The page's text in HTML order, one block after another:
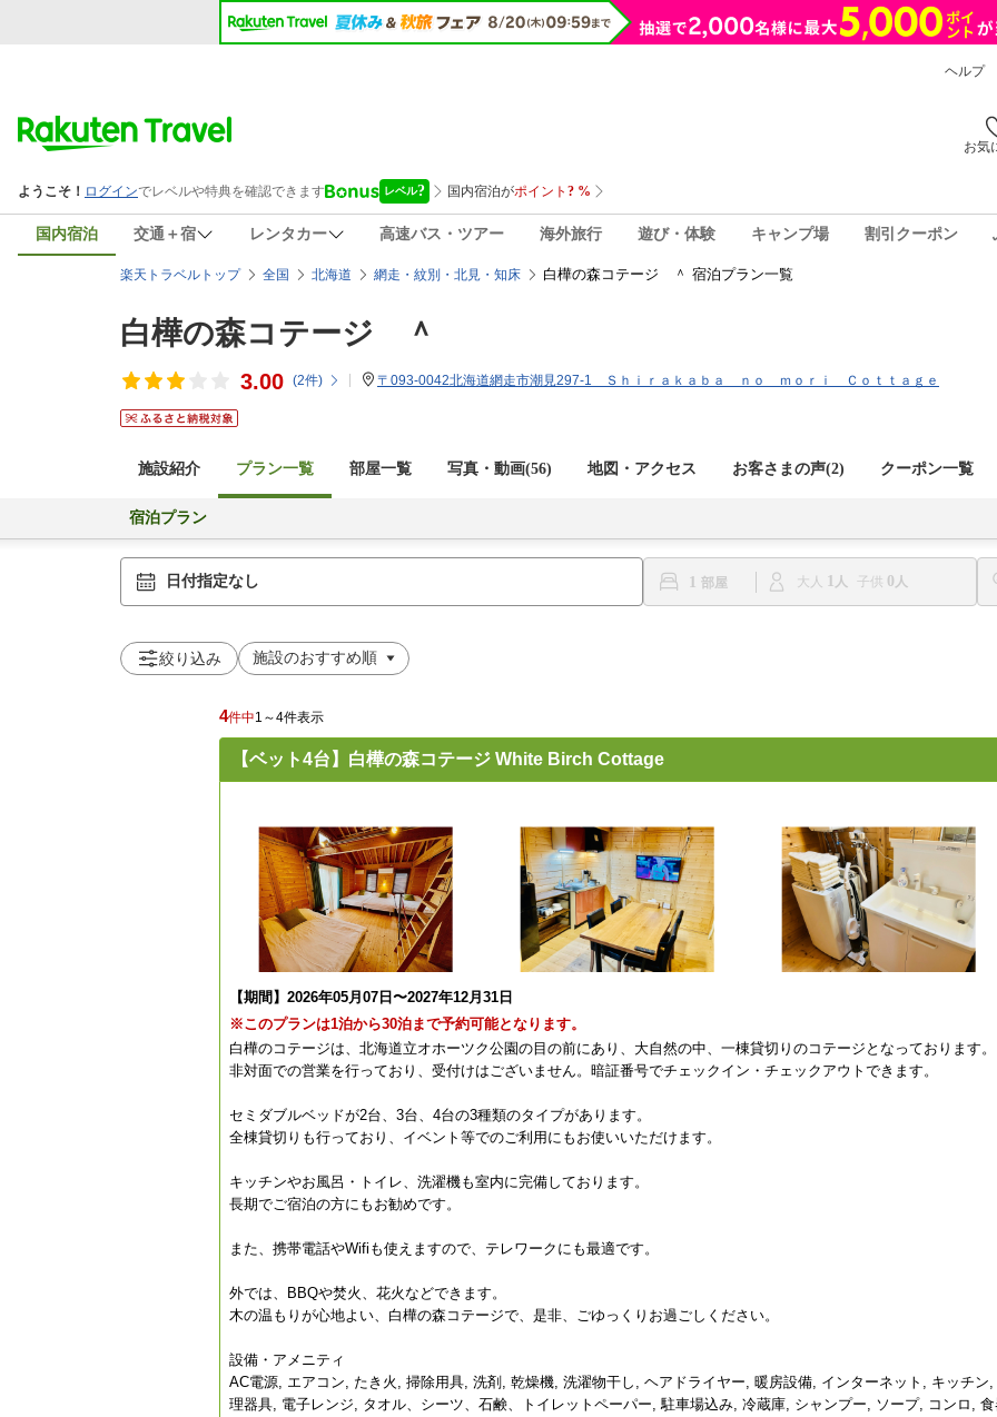
ヘルプ
お気
国内宿泊 交通＋宿 レンタカー 高速バス・ツアー 海外旅行 遊び・体験 キャンプ場 割引クーポン
楽天トラベルトップ 全国 北海道 網走・紋別・北見・知床 白樺の森コテージ ＾ 宿泊プラン一覧
白樺の森コテージ ＾
3.00 (2件) 〒093-0042北海道網走市潮見297-1 Ｓｈｉｒａｋａｂａ ｎｏ ｍｏｒｉ Ｃｏｔｔａｇｅ
施設紹介 プラン一覧 部屋一覧 写真・動画(56) 地図・アクセス お客さまの声(2) クーポン一覧
宿泊プラン
日付指定なし 1 大人 1 子供 0
絞り込み
4件中1～4件表示
【ベット4台】白樺の森コテージ White Birch Cottage
【期間】2026年05月07日〜2027年12月31日
※このプランは1泊から30泊まで予約可能となります。
白樺のコテージは、北海道立オホーツク公園の目の前にあり、大自然の中、一棟貸切りのコテージとなっております。
非対面での営業を行っており、受付けはございません。暗証番号でチェックイン・チェックアウトできます。
セミダブルベッドが2台、3台、4台の3種類のタイプがあります。
全棟貸切りも行っており、イベント等でのご利用にもお使いいただけます。
キッチンやお風呂・トイレ、洗濯機も室内に完備しております。
長期でご宿泊の方にもお勧めです。
また、携帯電話やWifiも使えますので、テレワークにも最適です。
外では、BBQや焚火、花火などできます。
木の温もりが心地よい、白樺の森コテージで、是非、ごゆっくりお過ごしください。
設備・アメニティ
AC電源, エアコン, たき火, 掃除用具, 洗剤, 乾燥機, 洗濯物干し, ヘアドライヤー, 暖房設備, インターネット, キッチン,
理器具, 電子レンジ, タオル、シーツ、石鹸、トイレットペーパー, 駐車場込み, 冷蔵庫, シャンプー, ソープ, コンロ,